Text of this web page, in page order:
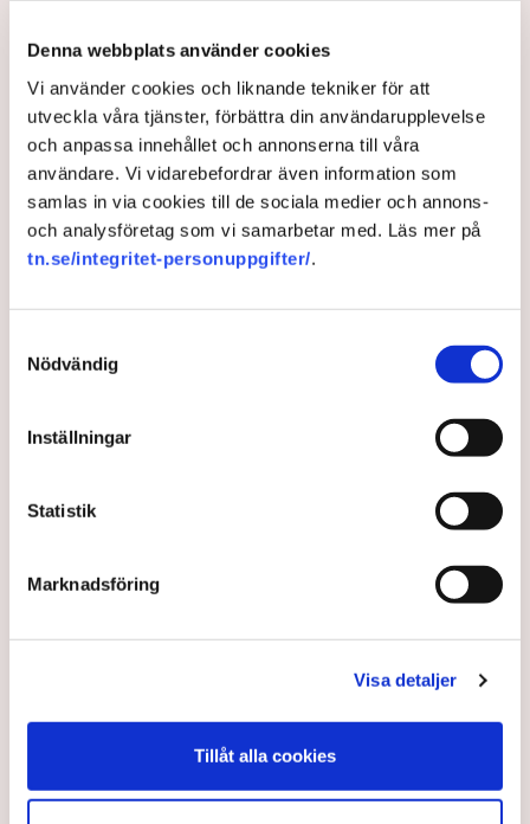
Denna webbplats använder cookies
Vi använder cookies och liknande tekniker för att
utveckla våra tjänster, förbättra din användarupplevelse
och anpassa innehållet och annonserna till våra
användare. Vi vidarebefordrar även information som
samlas in via cookies till de sociala medier och annons-
och analysföretag som vi samarbetar med. Läs mer på
tn.se/integritet-personuppgifter/.
Nödvändig
Inställningar
Statistik
Marknadsföring
Visa detaljer
Tillåt alla cookies
Efter tågstoppet: "Det rullar
överallt"
Efter onsdagens stopp såg tågtrafiken att gå som
vanligt på torsdagsmorgonen.
3 years ago | Av: TT
Efter tågstoppet: "Det rullar
överallt"
Telefoniuppdatering störde
tåg i hela Sverige